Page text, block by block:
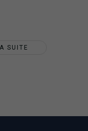
SUITE